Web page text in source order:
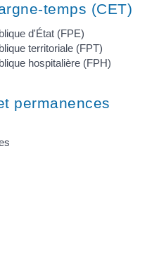
temps (CET)
d'État (FPE)
territoriale (FPT)
hospitalière (FPH)
permanences